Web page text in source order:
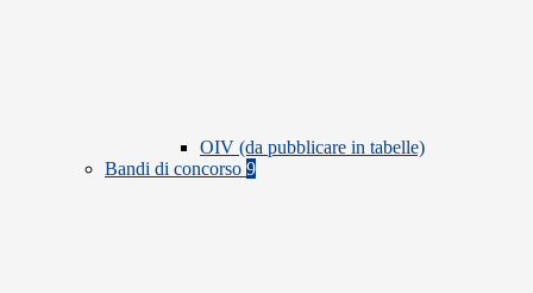
OIV (da pubblicare in tabelle)
Bandi di concorso 9